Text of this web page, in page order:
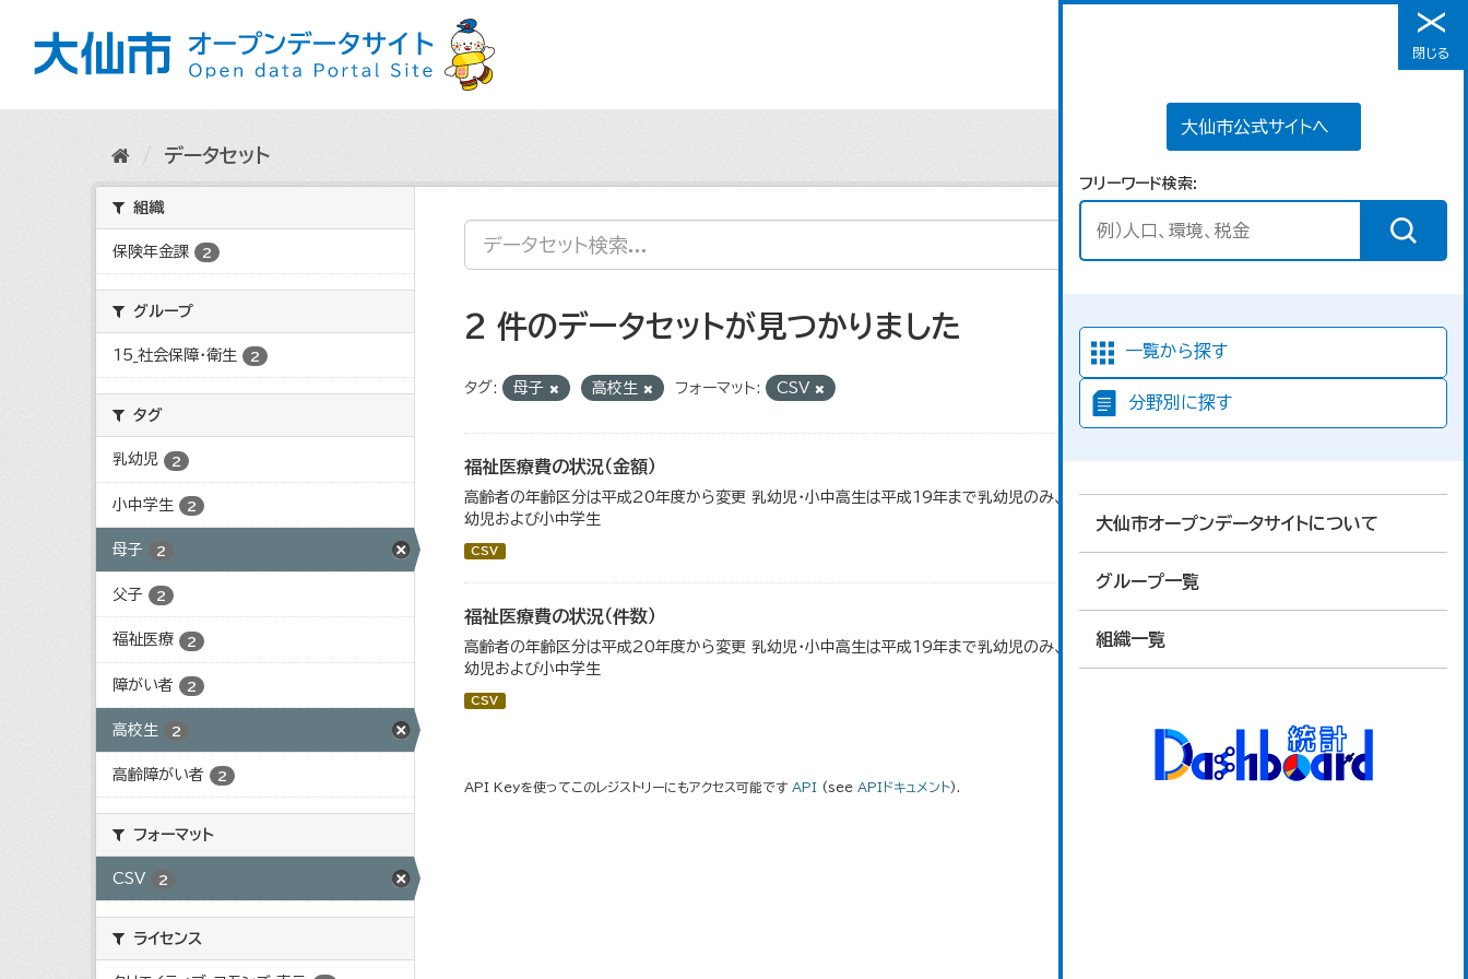
メニュー
大仙市公式サイトへ
フリーワード検索
一覧から探す
分野別に探す
大仙市オープンデータサイトについて
グループ一覧
組織一覧
閉じる
データセット
組織
保険年金課 2
グループ
15_社会保障・衛生 2
タグ
乳幼児 2
小中学生 2
母子 2
父子 2
福祉医療 2
障がい者 2
高校生 2
高齢障がい者 2
フォーマット
CSV 2
ライセンス
2 件のデータセットが見つかりました
タグ: 母子 高校生 フォーマット: CSV
福祉医療費の状況（金額）
高齢者の年齢区分は平成20年度から変更 乳幼児・小中高生は平成19年まで乳幼児のみ、平成20年度から令和元年度までは乳
幼児および小中学生
CSV
福祉医療費の状況（件数）
高齢者の年齢区分は平成20年度から変更 乳幼児・小中高生は平成19年まで乳幼児のみ、平成20年度から令和元年度までは乳
幼児および小中学生
CSV
API Keyを使ってこのレジストリーにもアクセス可能です API (see APIドキュメント).